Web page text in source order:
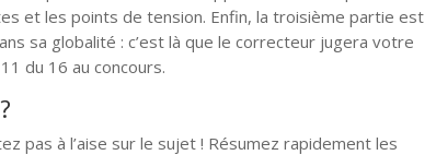
et les points de tension. Enfin, la troisième partie est
sa globalité : c’est là que le correcteur jugera votre
du 16 au concours.
pas à l’aise sur le sujet ! Résumez rapidement les